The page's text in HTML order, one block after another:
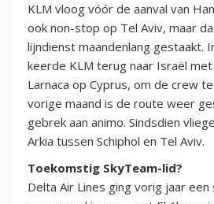
KLM vloog vóór de aanval van
ook non-stop op Tel Aviv, maar
lijndienst maandenlang gestaakt.
keerde KLM terug naar Israël
Larnaca op Cyprus, om de crew
vorige maand is de route weer
gebrek aan animo. Sindsdien
Arkia tussen Schiphol en Tel Aviv.
Toekomstig SkyTeam-lid?
Delta Air Lines ging vorig jaar